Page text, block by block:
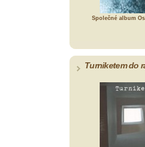
Společné album
Turniketem do